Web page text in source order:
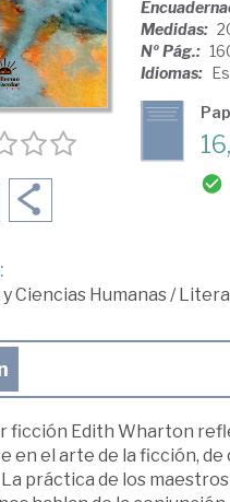
Medidas:
Nº Pág.:
Idiomas:
Ciencias Humanas/
ficción Edith Wharton
en el arte de la ficción,
práctica de los